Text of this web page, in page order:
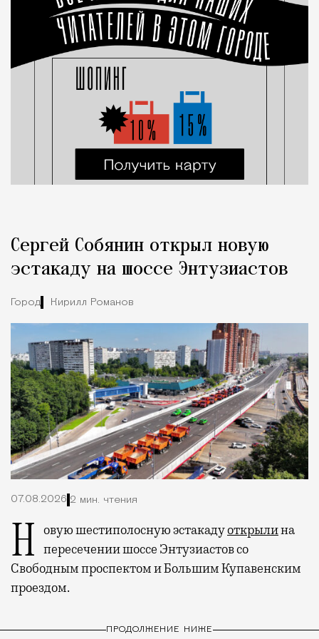
Сергей Собянин открыл новую
эстакаду на шоссе Энтузиастов
Город Кирилл Романов
07.08.2026 2 мин. чтения
Новую шестиполосную эстакадуоткрылина
пересечении шоссе Энтузиастов со
Свободным проспектом и Большим Купавенским
проездом.
ПРОДОЛЖЕНИЕ НИЖЕ